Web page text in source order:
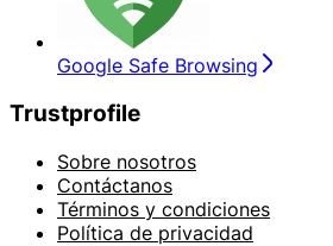
Google Safe Browsing
Trustprofile
Sobre nosotros
Contáctanos
Términos y condiciones
Política de privacidad